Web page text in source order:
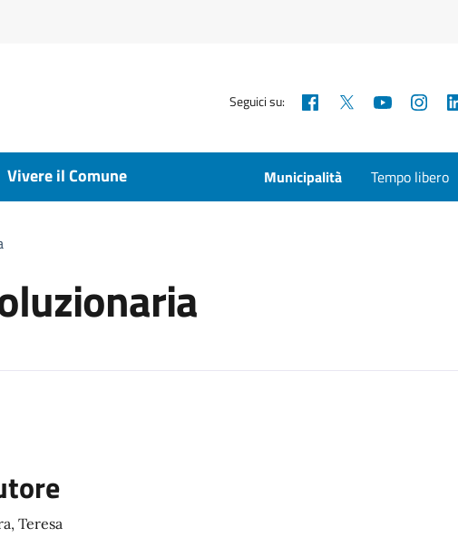
Seguici su: Facebook YouTube
Vivere il Comune Municipalità Tempo libero
Teresa